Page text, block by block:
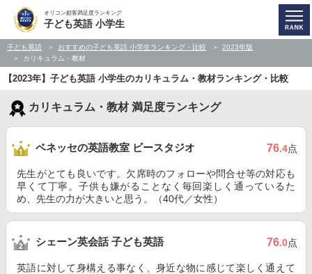
オリコン顧客満足度ランキング
子ども英語 小学生
子ども英語 おすすめの子ども英語 小学生ランキング・比較
2023年版
カリキュラム・教材
【2023年】子ども英語 小学生のカリキュラム・教材ランキング・比較
カリキュラム・教材 満足度ランキング
ベネッセの英語教室 ビースタジオ 76.4点
先生がとても良いです。欠席時のフォローや問合せ等の対応も
早くて丁寧。子供も嫌がることなく毎回楽しく通っているた
め、先生の力が大きいと思う。（40代／女性）
シェーン英会話 子ども英語 76.0点
英語に対して身構える事なく、身近な物に感じて楽しく通えて